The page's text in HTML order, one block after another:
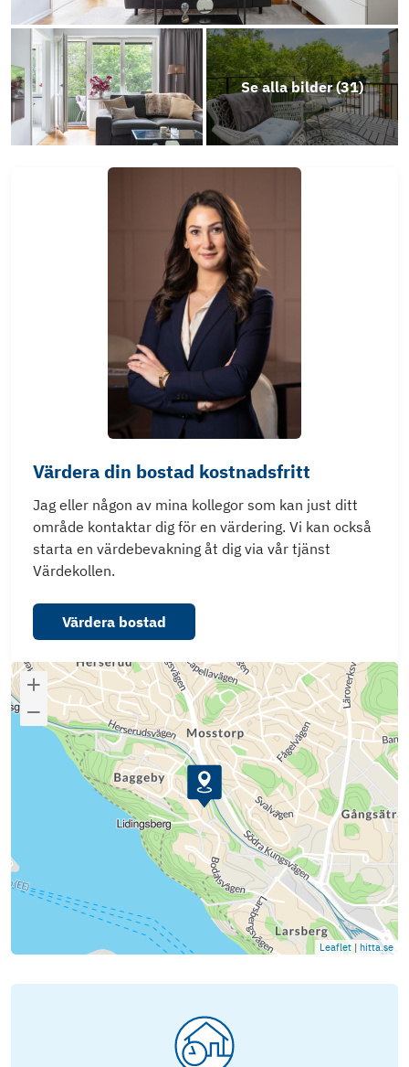
Se alla bilder (31)
Värdera din bostad kostnadsfritt
Jag eller någon av mina kollegor som kan just ditt
område kontaktar dig för en värdering. Vi kan också
starta en värdebevakning åt dig via vår tjänst
Värdekollen.
Värdera bostad
Leaflet | hitta.se